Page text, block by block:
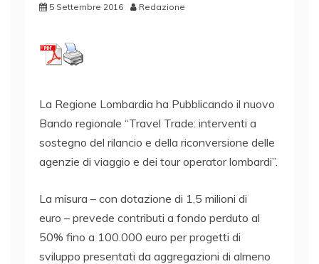
5 Settembre 2016 Redazione
La Regione Lombardia ha Pubblicando il nuovo
Bando regionale “Travel Trade: interventi a
sostegno del rilancio e della riconversione delle
agenzie di viaggio e dei tour operator lombardi”.
La misura – con dotazione di 1,5 milioni di
euro – prevede contributi a fondo perduto al
50% fino a 100.000 euro per progetti di
sviluppo presentati da aggregazioni di almeno